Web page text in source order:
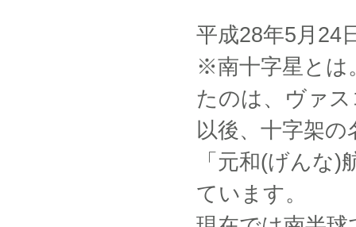
平成28年5月24
※南十字星とは
たのは、ヴァ
以後、十字架
「元和(げんな
ています。